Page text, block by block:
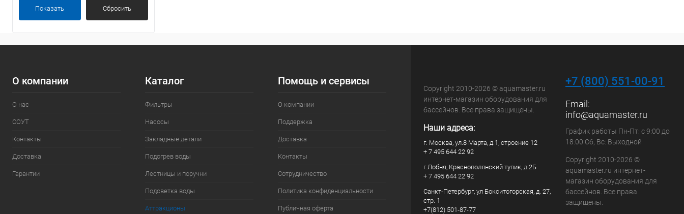
Показать Сбросить
О компании
О нас
СОУТ
Контакты
Доставка
Гарантии
Каталог
Фильтры
Насосы
Закладные детали
Подогрев воды
Лестницы и поручни
Подсветка воды
Аттракционы
Помощь и сервисы
О компании
Поддержка
Доставка
Контакты
Сотрудничество
Политика конфиденциальности
Публичная оферта
Copyright 2010-2026 © aquamaster.ru
интернет-магазин оборудования для
бассейнов. Все права защищены.
Наши адреса:
г. Москва, ул.8 Марта, д.1, строение 12
+ 7 495 644 22 92
г.Лобня, Краснополянский тупик, д.2Б
+ 7 495 644 22 92
Санкт-Петербург, ул Бокситогорская, д. 27,
стр. 1
+7(812) 501-87-77
+7 (800) 551-00-91
Email:
info@aquamaster.ru
График работы Пн-Пт: с 9:00 до
18:00 Сб, Вс: Выходной
Copyright 2010-2026 ©
aquamaster.ru интернет-
магазин оборудования для
бассейнов. Все права
защищены.